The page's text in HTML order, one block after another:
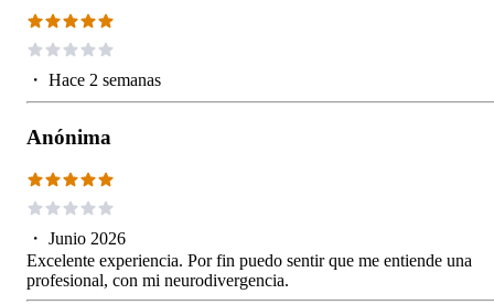
・ Hace 2 semanas
Anónima
・ Junio 2026
Excelente experiencia. Por fin puedo sentir que me entiende una
profesional, con mi neurodivergencia.